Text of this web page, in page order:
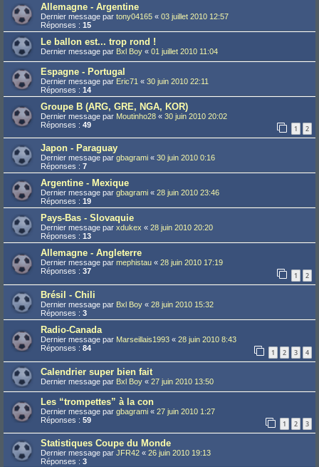
Allemagne - Argentine
Dernier message par tony04165 « 03 juillet 2010 12:57
Réponses : 15
Le ballon est... trop rond !
Dernier message par Bxl Boy « 01 juillet 2010 11:04
Espagne - Portugal
Dernier message par Eric71 « 30 juin 2010 22:11
Réponses : 14
Groupe B (ARG, GRE, NGA, KOR)
Dernier message par Moutinho28 « 30 juin 2010 20:02
Réponses : 49 1 2
Japon - Paraguay
Dernier message par gbagrami « 30 juin 2010 0:16
Réponses : 7
Argentine - Mexique
Dernier message par gbagrami « 28 juin 2010 23:46
Réponses : 19
Pays-Bas - Slovaquie
Dernier message par xdukex « 28 juin 2010 20:20
Réponses : 13
Allemagne - Angleterre
Dernier message par mephistau « 28 juin 2010 17:19
Réponses : 37 1 2
Brésil - Chili
Dernier message par Bxl Boy « 28 juin 2010 15:32
Réponses : 3
Radio-Canada
Dernier message par Marseillais1993 « 28 juin 2010 8:43
Réponses : 84 1 2 3 4
Calendrier super bien fait
Dernier message par Bxl Boy « 27 juin 2010 13:50
Les “trompettes” à la con
Dernier message par gbagrami « 27 juin 2010 1:27
Réponses : 59 1 2 3
Statistiques Coupe du Monde
Dernier message par JFR42 « 26 juin 2010 19:13
Réponses : 3